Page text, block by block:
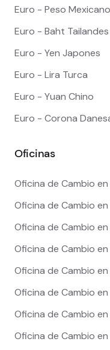
Euro - Peso Mexicano
Euro - Baht Tailandes
Euro - Yen Japones
Euro - Lira Turca
Euro - Yuan Chino
Euro - Corona
Oficinas
Oficina de Cambio
Oficina de Cambio
Oficina de Cambio
Oficina de Cambio
Oficina de Cambio
Oficina de Cambio en
Oficina de Cambio
Oficina de Cambio en